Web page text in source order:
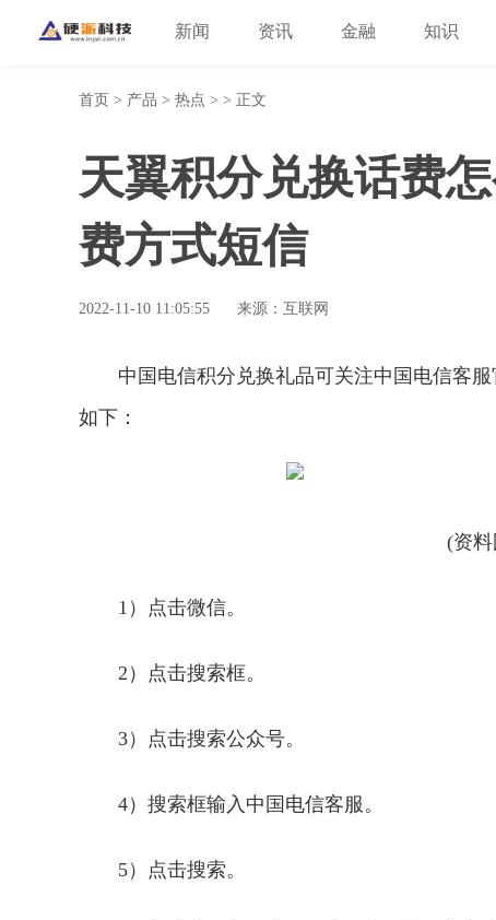
新闻 资讯 金融 知识
首页 > 产品 > 热点 > > 正文
天翼积分兑换话费
费方式短信
2022-11-10 11:05:55 来源：互联网
中国电信积分兑换礼品可关注中国电信客
如下：
(资
1）点击微信。
2）点击搜索框。
3）点击搜索公众号。
4）搜索框输入中国电信客服。
5）点击搜索。